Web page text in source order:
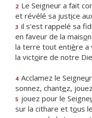
2 Le Seigneur a fait
et révélé sa justice
3 il s'est rappelé sa
en faveur de la maiso
la terre tout entière a
la victoire de notre
4 Acclamez le Seigneu
sonnez, chantez,
5 jouez pour le Seigne
sur la cithare et tous